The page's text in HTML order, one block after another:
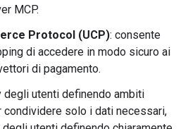
MCP.
Protocol (UCP): consente
di accedere in modo sicuro ai
di pagamento.
degli utenti definendo ambiti
solo i dati necessari,